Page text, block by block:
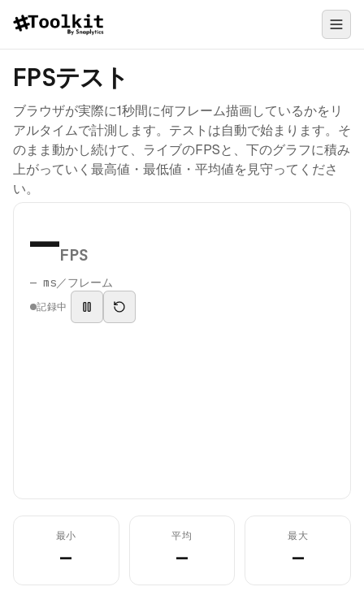
FPSテスト
ブラウザが実際に1秒間に何フレーム描画しているかをリ
アルタイムで計測します。テストは自動で始まります。そ
のまま動かし続けて、ライブのFPSと、下のグラフに積み
上がっていく最高値・最低値・平均値を見守ってくださ
い。
—FPS
— ms／フレーム
記録中
最小
—
平均
—
最大
—